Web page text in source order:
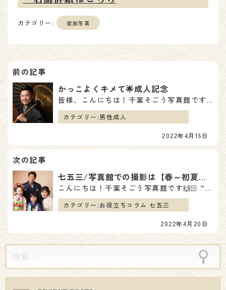
カテゴリー: 家族写真
投
稿
ナ
ビ
ゲ
ー
シ
ョ
ン
かっこよくキメて🌟成人記念
皆様、こんにちは！千葉そごう写真館です🍀 今回も張り切って紹介していきます～！！ 成人記念の撮影に来…
カテゴリー:男性成人
2022年4月15日
七五三/写真館での撮影は【春～初夏】が結構オススメなんです☝
こんにちは！千葉そごう写真館です🙌🏻 ”今年は七五三だからそろそろ調べてどうするか決めていかないとな…
カテゴリー:お役立ちコラム 七五三
2022年4月20日